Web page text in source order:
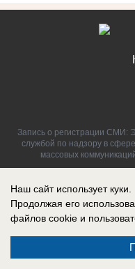
Запись о регистрации
службой по надзору в
массовых
Наш сайт использует куки.
Продолжая его
файлов cookie и